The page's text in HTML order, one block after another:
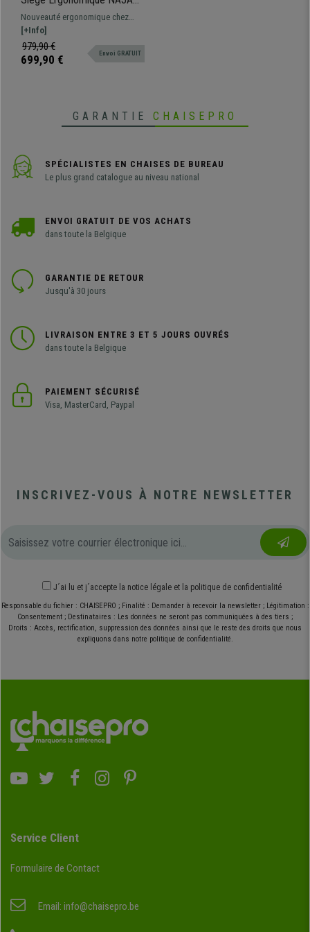
Totalement Ajustable,
Utilisation 8h, Maille, Noir
Nouveauté ergonomique chez
Chaisepro! Un siège totalement
ajustable, avec appui-tête
piétement métallique. Tout ceci à
[+Info]
979,90 €
699,90 € Envoi GRATUIT
GARANTIE CHAISEPRO
SPÉCIALISTES EN CHAISES DE BUREAU
Le plus grand catalogue au niveau national
ENVOI GRATUIT DE VOS ACHATS
dans toute la Belgique
GARANTIE DE RETOUR
Jusqu'à 30 jours
LIVRAISON ENTRE 3 ET 5 JOURS OUVRÉS
dans toute la Belgique
PAIEMENT SÉCURISÉ
Visa, MasterCard, Paypal
INSCRIVEZ-VOUS À NOTRE NEWSLETTER
J´ai lu et j´accepte la notice légale et la politique de confidentialité
Responsable du fichier : CHAISEPRO ; Finalité : Demander à recevoir la newsletter ; Légitimation :
Consentement ; Destinataires : Les données ne seront pas communiquées à des tiers ;
Droits : Accès, rectification, suppression des données ainsi que le reste des droits que nous
expliquons dans notre politique de confidentialité.
Service Client
Formulaire de Contact
Email: info@chaisepro.be